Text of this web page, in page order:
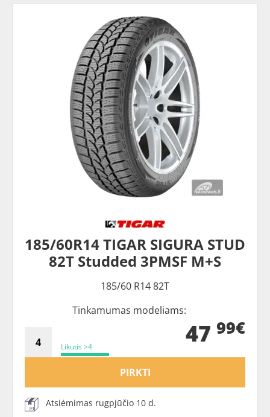
185/60R14 TIGAR SIGURA STUD
82T Studded 3PMSF M+S
185/60 R14 82T
Tinkamumas modeliams:
Likutis >4 47 99€
PIRKTI
Atsiėmimas rugpjūčio 10 d.